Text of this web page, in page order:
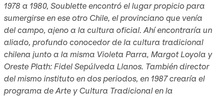
1978 a 1980, Soublette encontró el lugar propicio para
sumergirse en ese otro Chile, el provinciano que venía
del campo, ajeno a la cultura oficial. Ahí encontraría un
aliado, profundo conocedor de la cultura tradicional
chilena junto a la misma Violeta Parra, Margot Loyola y
Oreste Plath: Fidel Sepúlveda Llanos. También director
del mismo instituto en dos periodos, en 1987 crearía el
programa de Arte y Cultura Tradicional en la